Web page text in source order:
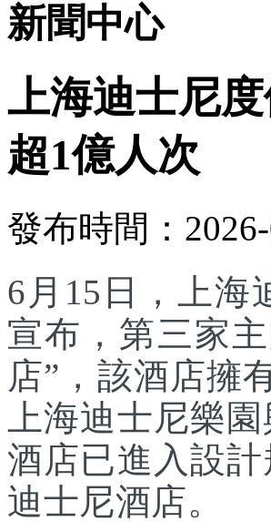
新聞中心
上海迪士尼
超1億人次
發布時間：
6月15日，上海
宣布，第三家
店”，該酒店擁
上海迪士尼樂
酒店已進入設
迪士尼酒店。